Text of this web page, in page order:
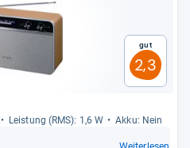
Gut
2,3
Leis­tung (RMS): 1,6 W
Akku: Nein